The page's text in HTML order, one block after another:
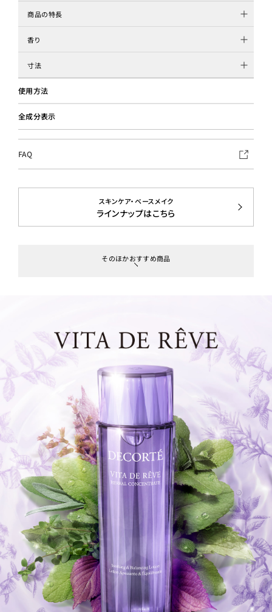
商品の特長
香り
寸法
使用方法
全成分表示
FAQ
スキンケア・ベースメイク
ラインナップはこちら
そのほかおすすめ商品